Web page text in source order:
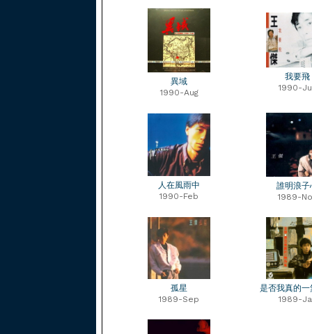
異域
1990-Aug
我要飛
1990-
人在風雨中
1990-Feb
誰明浪子
1989-
孤星
1989-Sep
是否我真的一
1989-